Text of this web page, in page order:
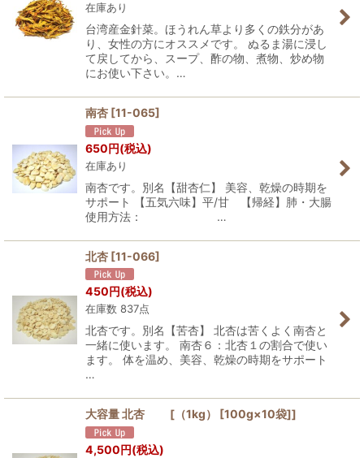
在庫あり
台湾産金針菜。ほうれん草より多くの鉄分があ
り、女性の方にオススメです。 ぬるま湯に浸し
て戻してから、スープ、酢の物、煮物、炒め物
にお使い下さい。…
南杏 [11-065]
650円(税込)
在庫あり
南杏です。別名【甜杏仁】 美容、乾燥の時期を
サポート 【五気六味】平/甘 【帰経】肺・大腸
使用方法： …
北杏 [11-066]
450円(税込)
在庫数 837点
北杏です。別名【苦杏】 北杏は苦くよく南杏と
一緒に使います。 南杏６：北杏１の割合で使い
ます。 体を温め、美容、乾燥の時期をサポート
…
大容量 北杏 [（1kg） [100g×10袋]]
4,500円(税込)